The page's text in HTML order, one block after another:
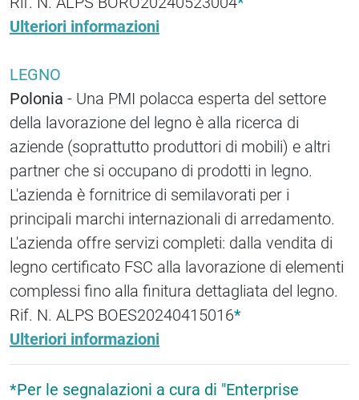
Ulteriori informazioni
LEGNO
Polonia - Una PMI polacca esperta del settore
della lavorazione del legno è alla ricerca di
aziende (soprattutto produttori di mobili) e altri
partner che si occupano di prodotti in legno.
L'azienda è fornitrice di semilavorati per i
principali marchi internazionali di arredamento.
L'azienda offre servizi completi: dalla vendita di
legno certificato FSC alla lavorazione di elementi
complessi fino alla finitura dettagliata del legno.
Rif. N. ALPS BOES20240415016*
Ulteriori informazioni
*Per le segnalazioni a cura di "Enterprise